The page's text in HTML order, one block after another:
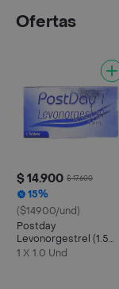
Ofertas
$ 14.900 $ 17.600
15%
($14900/und)
Postday
Levonorgestrel (1.5
mg)
1 X 1.0 Und